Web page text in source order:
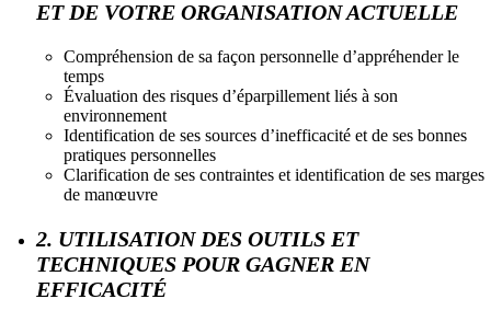
ET DE VOTRE ORGANISATION ACTUELLE
Compréhension de sa façon personnelle d’appréhender le
temps
Évaluation des risques d’éparpillement liés à son
environnement
Identification de ses sources d’inefficacité et de ses bonnes
pratiques personnelles
Clarification de ses contraintes et identification de ses marges
de manœuvre
2. UTILISATION DES OUTILS ET
TECHNIQUES POUR GAGNER EN
EFFICACITÉ